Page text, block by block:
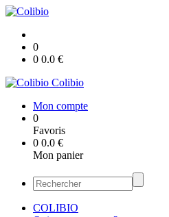
0
0 0.0 €
Colibio
Mon compte
0
Favoris
0 0.0 €
Mon panier
COLIBIO